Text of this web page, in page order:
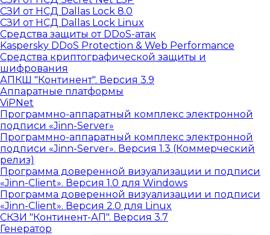
СЗИ от НСД Dallas Lock 8.0
СЗИ от НСД Dallas Lock Linux
Средства защиты от DDoS-атак
Kaspersky DDoS Protection & Web Performance
Средства криптографической защиты и
шифрования
АПКШ "Континент". Версия 3.9
Аппаратные платформы
ViPNet
Программно-аппаратный комплекс электронной
подписи «Jinn-Server»
Программно-аппаратный комплекс электронной
подписи «Jinn-Server». Версия 1.3 (Коммерческий
релиз)
Программа доверенной визуализации и подписи
«Jinn-Client». Версия 1.0 для Windows
Программа доверенной визуализации и подписи
«Jinn-Client». Версия 2.0 для Linux
СКЗИ "Континент-АП". Версия 3.7
Генератор